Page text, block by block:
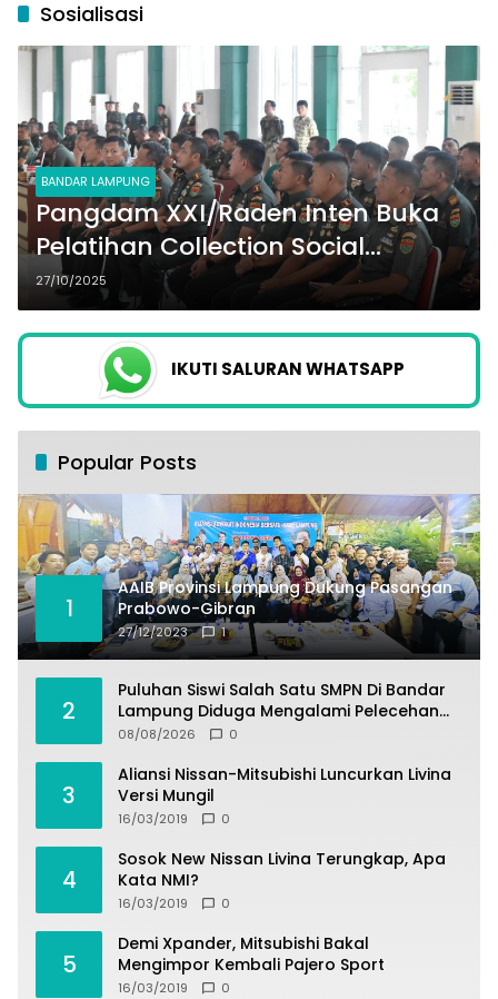
Sosialisasi
BANDAR LAMPUNG
Pangdam XXI/Raden Inten Buka
Pelatihan Collection Social
Listening dan Drone Based Spatial
Mapping
27/10/2025
IKUTI SALURAN WHATSAPP
Popular Posts
1
AAIB Provinsi Lampung Dukung Pasangan
Prabowo-Gibran
27/12/2023 1
2
Puluhan Siswi Salah Satu SMPN Di Bandar
Lampung Diduga Mengalami Pelecehan
Oleh Oknum Satpam
08/08/2026 0
3
Aliansi Nissan-Mitsubishi Luncurkan Livina
Versi Mungil
16/03/2019 0
4
Sosok New Nissan Livina Terungkap, Apa
Kata NMI?
16/03/2019 0
5
Demi Xpander, Mitsubishi Bakal
Mengimpor Kembali Pajero Sport
16/03/2019 0